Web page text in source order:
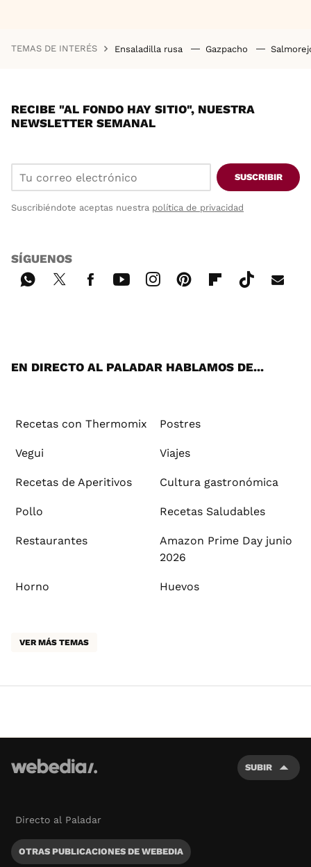
TEMAS DE INTERÉS Ensaladilla rusa Gazpacho
RECIBE "AL FONDO HAY SITIO", NUESTRA
NEWSLETTER SEMANAL
SUSCRIBIR
Suscribiéndote aceptas nuestra política de privacidad
SÍGUENOS
EN DIRECTO AL PALADAR HABLAMOS DE...
Recetas con Thermomix Postres
Vegui Viajes
Recetas de Aperitivos Cultura gastronómica
Pollo Recetas Saludables
Restaurantes
Amazon Prime Day junio
2026
Horno Huevos
VER MÁS TEMAS
SUBIR
Directo al Paladar
OTRAS PUBLICACIONES DE WEBEDIA